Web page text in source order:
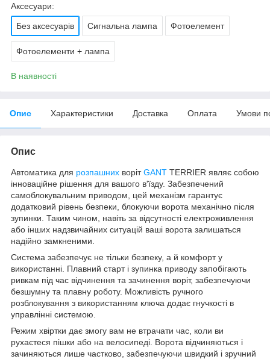
Аксесуари:
Без аксесуарів Сигнальна лампа Фотоелемент
Фотоелементи + лампа
В наявності
Опис Характеристики Доставка Оплата Умови
Опис
Автоматика для розпашних ворітGANT TERRIER являє собою
інноваційне рішення для вашого в'їзду. Забезпечений
самоблокувальним приводом, цей механізм гарантує
додатковий рівень безпеки, блокуючи ворота механічно після
зупинки. Таким чином, навіть за відсутності електроживлення
або інших надзвичайних ситуацій ваші ворота залишаться
надійно замкненими.
Система забезпечує не тільки безпеку, а й комфорт у
використанні. Плавний старт і зупинка приводу запобігають
ривкам під час відчинення та зачинення воріт, забезпечуючи
безшумну та плавну роботу. Можливість ручного
розблокування з використанням ключа додає гнучкості в
управлінні системою.
Режим хвіртки дає змогу вам не втрачати час, коли ви
рухаєтеся пішки або на велосипеді. Ворота відчиняються і
зачиняються лише частково, забезпечуючи швидкий і зручний